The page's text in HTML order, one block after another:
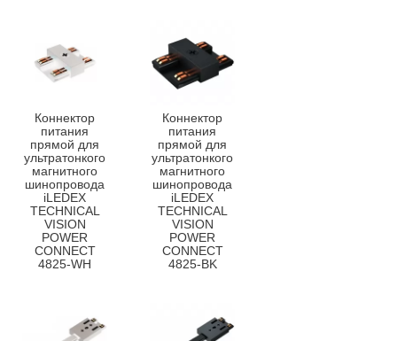
Коннектор
питания
прямой для
ультратонкого
магнитного
шинопровода
iLEDEX
TECHNICAL
VISION
POWER
CONNECT
4825-WH
Коннектор
питания
прямой для
ультратонкого
магнитного
шинопровода
iLEDEX
TECHNICAL
VISION
POWER
CONNECT
4825-BK